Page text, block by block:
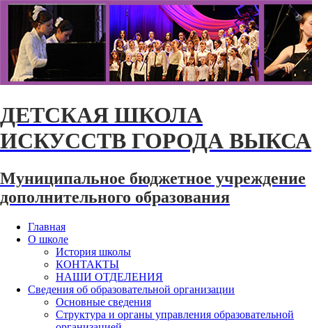
ДЕТСКАЯ ШКОЛА
ИСКУССТВ ГОРОДА ВЫКСА
Муниципальное бюджетное учреждение
дополнительного образования
Главная
О школе
История школы
КОНТАКТЫ
НАШИ ОТДЕЛЕНИЯ
Сведения об образовательной организации
Основные сведения
Структура и органы управления образовательной